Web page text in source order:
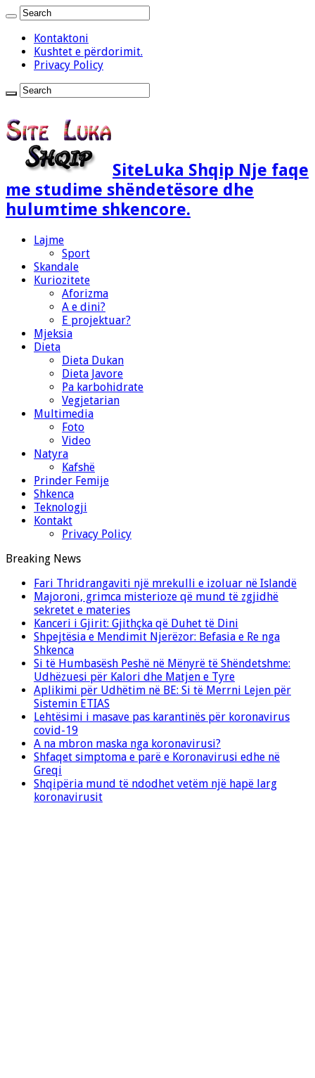
Kontaktoni
Kushtet e përdorimit.
Privacy Policy
SiteLuka Shqip Nje faqe
me studime shëndetësore dhe
hulumtime shkencore.
Lajme
Sport
Skandale
Kuriozitete
Aforizma
A e dini?
E projektuar?
Mjeksia
Dieta
Dieta Dukan
Dieta Javore
Pa karbohidrate
Vegjetarian
Multimedia
Foto
Video
Natyra
Kafshë
Prinder Femije
Shkenca
Teknologji
Kontakt
Privacy Policy
Breaking News
Fari Thridrangaviti një mrekulli e izoluar në Islandë
Majoroni, grimca misterioze që mund të zgjidhë
sekretet e materies
Kanceri i Gjirit: Gjithçka që Duhet të Dini
Shpejtësia e Mendimit Njerëzor: Befasia e Re nga
Shkenca
Si të Humbasësh Peshë në Mënyrë të Shëndetshme:
Udhëzuesi për Kalori dhe Matjen e Tyre
Aplikimi për Udhëtim në BE: Si të Merrni Lejen për
Sistemin ETIAS
Lehtësimi i masave pas karantinës për koronavirus
covid-19
A na mbron maska nga koronavirusi?
Shfaqet simptoma e parë e Koronavirusi edhe në
Greqi
Shqipëria mund të ndodhet vetëm një hapë larg
koronavirusit